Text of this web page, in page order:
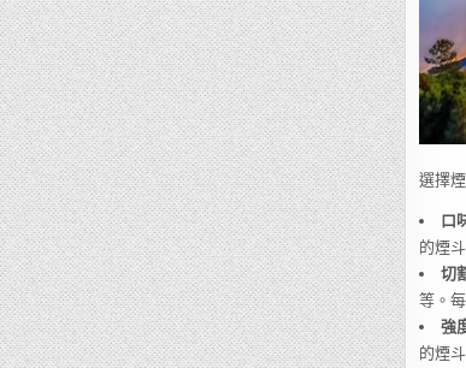
選擇
口
的煙
切
等。
強
的煙